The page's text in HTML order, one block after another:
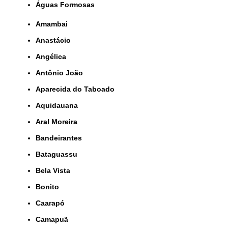
Águas Formosas
Amambai
Anastácio
Angélica
Antônio João
Aparecida do Taboado
Aquidauana
Aral Moreira
Bandeirantes
Bataguassu
Bela Vista
Bonito
Caarapó
Camapuã